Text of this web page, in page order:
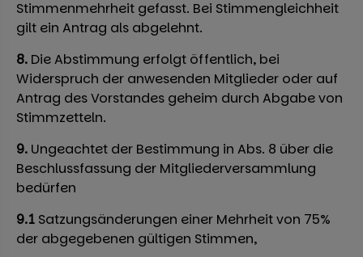
Stimmenmehrheit gefasst. Bei Stimmengleichheit
gilt ein Antrag als abgelehnt.
8. Die Abstimmung erfolgt öffentlich, bei
Widerspruch der anwesenden Mitglieder oder auf
Antrag des Vorstandes geheim durch Abgabe von
Stimmzetteln.
9. Ungeachtet der Bestimmung in Abs. 8 über die
Beschlussfassung der Mitgliederversammlung
bedürfen
9.1 Satzungsänderungen einer Mehrheit von 75%
der abgegebenen gültigen Stimmen,